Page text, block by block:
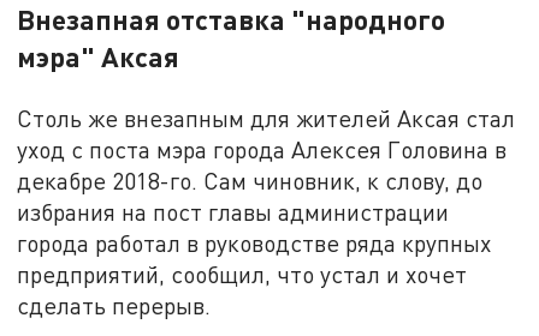
Внезапная отставка "народного
мэра" Аксая
Столь же внезапным для жителей Аксая стал
уход с поста мэра города Алексея Головина в
декабре 2018-го. Сам чиновник, к слову, до
избрания на пост главы администрации
города работал в руководстве ряда крупных
предприятий, сообщил, что устал и хочет
сделать перерыв.